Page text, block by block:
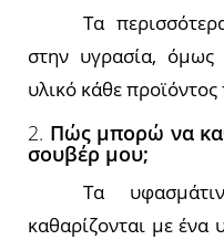
Τα
στην υγρασία, όμως
υλικό κάθε
2. Πώς μπορώ να
σουβέρ μου;
Τα
καθαρίζονται με ένα